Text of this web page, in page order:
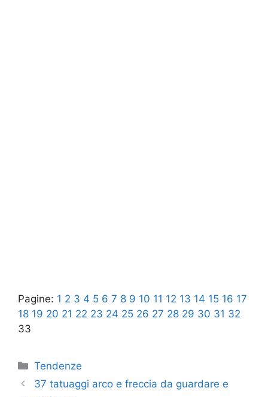
Pagine: 1 2 3 4 5 6 7 8 9 10 11 12 13 14 15 16 17
18 19 20 21 22 23 24 25 26 27 28 29 30 31 32
33
Categorie
Tendenze
37 tatuaggi arco e freccia da guardare e